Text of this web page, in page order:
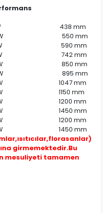
438 mm
550 mm
590 mm
742 mm
850 mm
895 mm
1047 mm
1150 mm
1200 mm
1450 mm
1200 mm
1450 mm
girmemektedir.Bu
mesuliyeti tamamen